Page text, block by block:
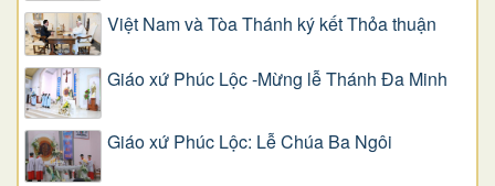
Việt Nam và Tòa Thánh ký kết Thỏa thuận
Giáo xứ Phúc Lộc -Mừng lễ Thánh Đa Minh
Giáo xứ Phúc Lộc: Lễ Chúa Ba Ngôi